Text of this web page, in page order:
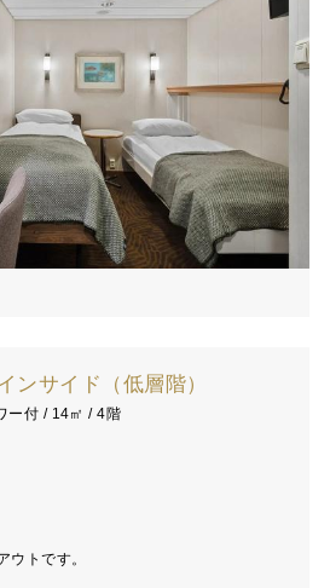
ンサイド（低層階）
ー付 / 14㎡ / 4階
トです。